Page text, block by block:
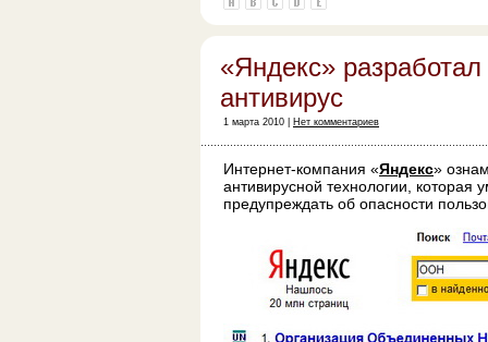
«Яндекс»
антивирус
1 марта 2010 | Нет комментариев
Интернет-компания «Яндекс»
антивирусной технологии,
предупреждать об опасности